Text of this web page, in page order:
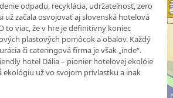
odpadu, recyklácia, udržateľnosť, zero
už začala osvojovať aj slovenská hotelová
to viac, že v hre je definitívny koniec
plastových pomôcok a obalov. Každý
či cateringová firma je však „inde“.
hotel Dália – pionier hotelovej ekolóie
ekológiu už vo svojom prívlastku a inak